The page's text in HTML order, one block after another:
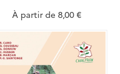
À partir de 8,00 €